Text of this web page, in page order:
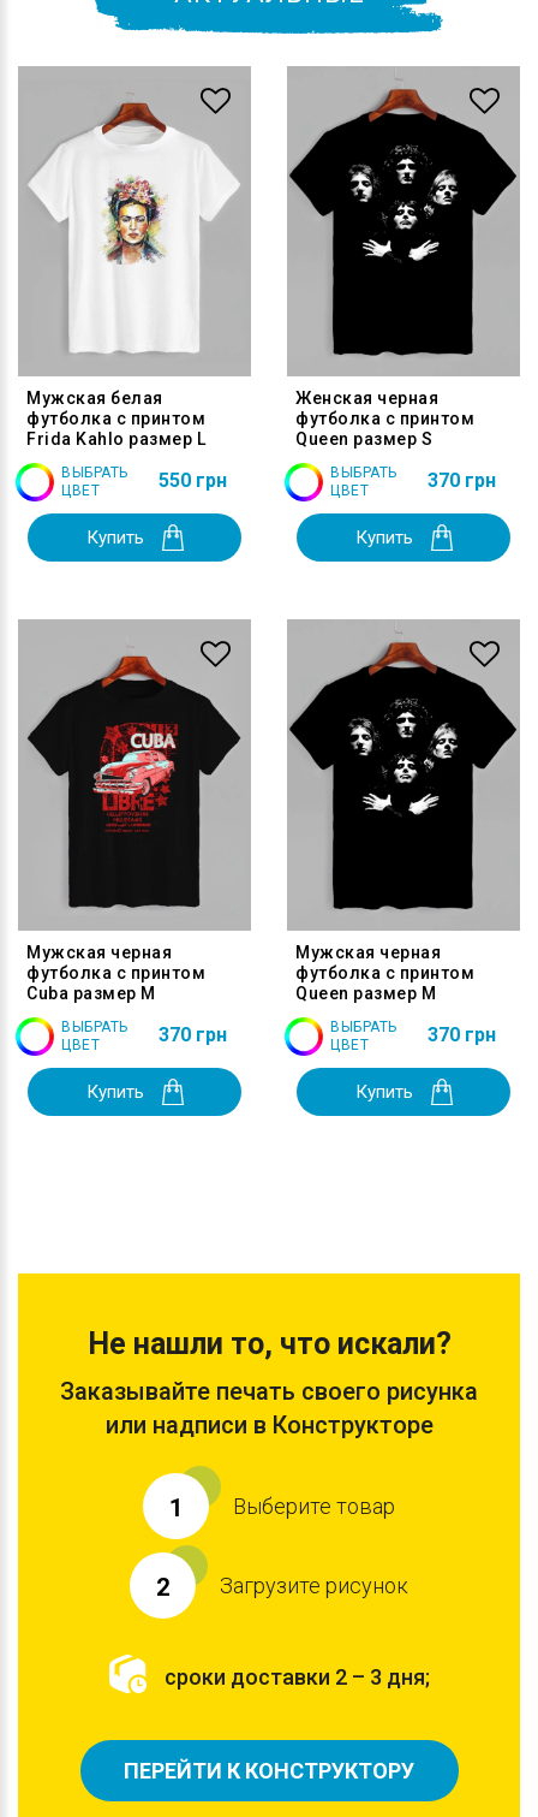
Мужская белая
футболка с принтом
Frida Kahlo размер L
ВЫБРАТЬ
ЦВЕТ
550 грн
Купить
Женская черная
футболка с принтом
Queen размер S
ВЫБРАТЬ
ЦВЕТ
370 грн
Купить
Мужская черная
футболка с принтом
Cuba размер M
ВЫБРАТЬ
ЦВЕТ
370 грн
Купить
Мужская черная
футболка с принтом
Queen размер M
ВЫБРАТЬ
ЦВЕТ
370 грн
Купить
Не нашли то, что искали?
Заказывайте печать своего рисунка
или надписи в Конструкторе
1 Выберите товар
2 Загрузите рисунок
сроки доставки 2 – 3 дня;
ПЕРЕЙТИ К КОНСТРУКТОРУ